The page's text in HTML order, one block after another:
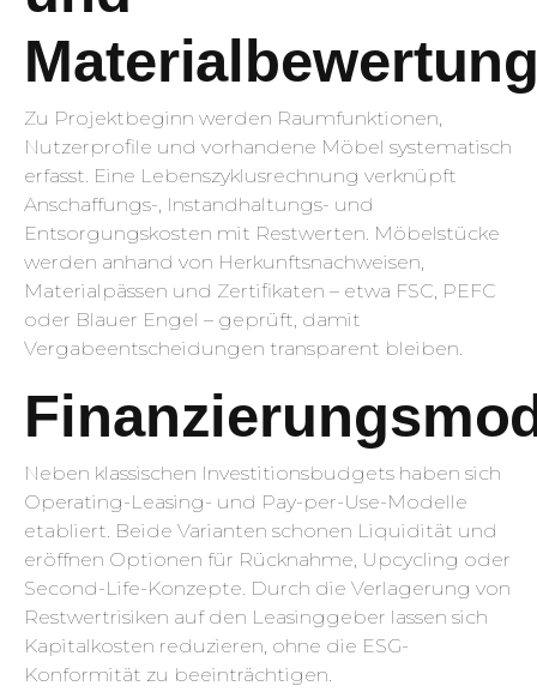
Zu Projektbeginn werden Raumfunktionen,
Nutzerprofile und vorhandene Möbel systematisch
erfasst. Eine Lebenszyklusrechnung verknüpft
Anschaffungs-, Instandhaltungs- und
Entsorgungskosten mit Restwerten. Möbelstücke
werden anhand von Herkunftsnachweisen,
Materialpässen und Zertifikaten – etwa FSC, PEFC
oder Blauer Engel – geprüft, damit
Vergabeentscheidungen transparent bleiben.
Neben klassischen Investitionsbudgets haben sich
Operating-Leasing- und Pay-per-Use-Modelle
etabliert. Beide Varianten schonen Liquidität und
eröffnen Optionen für Rücknahme, Upcycling oder
Second-Life-Konzepte. Durch die Verlagerung von
Restwertrisiken auf den Leasinggeber lassen sich
Kapitalkosten reduzieren, ohne die ESG-
Konformität zu beeinträchtigen.